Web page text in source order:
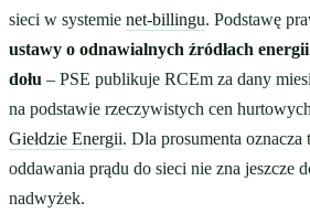
sieci w systemie net-billingu. Podstawę
ustawy o odnawialnych źródłach energii
dołu – PSE publikuje RCEm za dany
na podstawie rzeczywistych cen
Giełdzie Energii. Dla prosumenta
oddawania prądu do sieci nie zna jeszcze
nadwyżek.